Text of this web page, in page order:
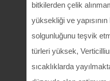
bitkilerden çelik
yüksekliği ve
solgunluğunu teşvik
türleri yüksek,
sıcaklıklarda